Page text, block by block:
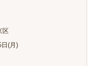
区
日(月)